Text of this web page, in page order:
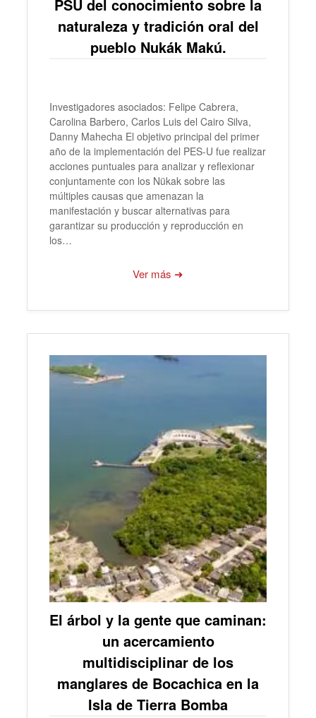
PSU del conocimiento sobre la
naturaleza y tradición oral del
pueblo Nukák Makú.
Investigadores asociados: Felipe Cabrera,
Carolina Barbero, Carlos Luis del Cairo Silva,
Danny Mahecha El objetivo principal del primer
año de la implementación del PES-U fue realizar
acciones puntuales para analizar y reflexionar
conjuntamente con los Nükak sobre las
múltiples causas que amenazan la
manifestación y buscar alternativas para
garantizar su producción y reproducción en
los…
Ver más ➜
El árbol y la gente que caminan:
un acercamiento
multidisciplinar de los
manglares de Bocachica en la
Isla de Tierra Bomba